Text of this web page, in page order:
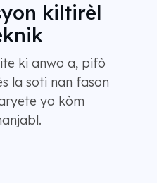
kiltirèl
ki anwo a, pifò
la soti nan fason
yo kòm